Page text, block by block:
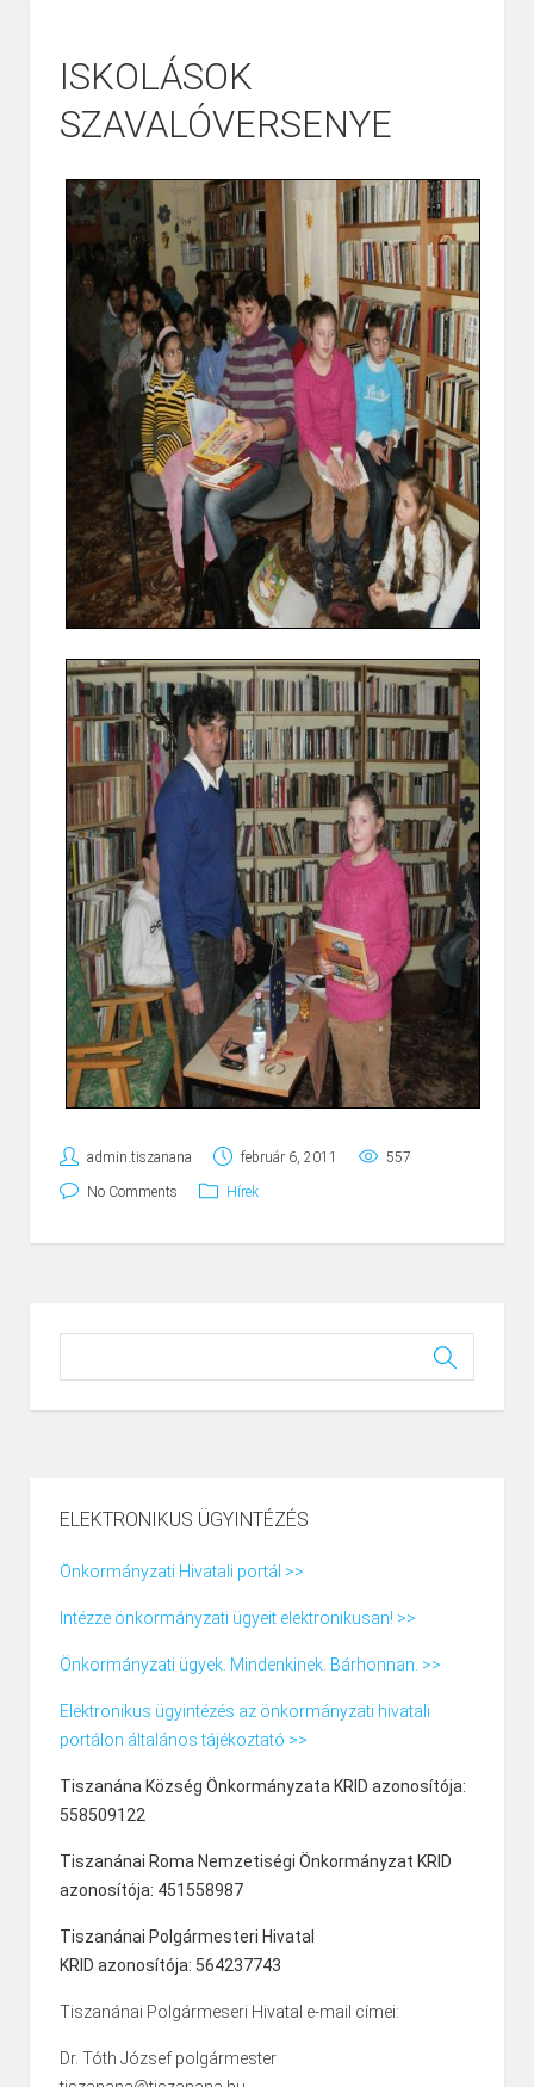
ISKOLÁSOK
SZAVALÓVERSENYE
admin.tiszanana február 6, 2011 557
No Comments Hírek
ELEKTRONIKUS ÜGYINTÉZÉS
Önkormányzati Hivatali portál >>
Intézze önkormányzati ügyeit elektronikusan! >>
Önkormányzati ügyek. Mindenkinek. Bárhonnan. >>
Elektronikus ügyintézés az önkormányzati hivatali
portálon általános tájékoztató >>
Tiszanána Község Önkormányzata KRID azonosítója:
558509122
Tiszanánai Roma Nemzetiségi Önkormányzat KRID
azonosítója: 451558987
Tiszanánai Polgármesteri Hivatal
KRID azonosítója: 564237743
Tiszanánai Polgármeseri Hivatal e-mail címei:
Dr. Tóth József polgármester